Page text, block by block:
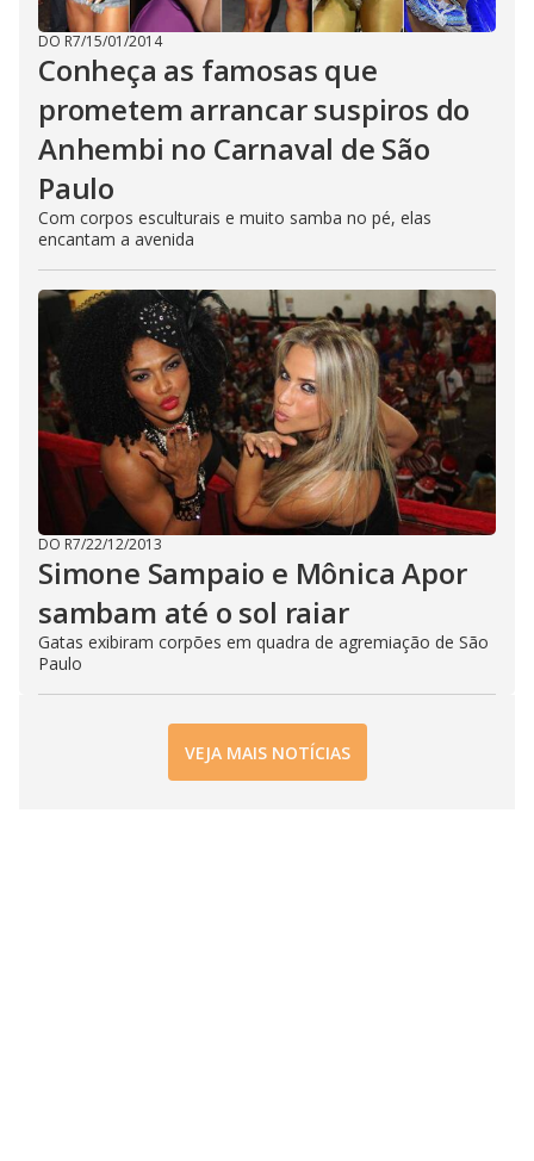
DO R7/15/01/2014
Conheça as famosas que
prometem arrancar suspiros do
Anhembi no Carnaval de São
Paulo
Com corpos esculturais e muito samba no pé, elas
encantam a avenida
DO R7/22/12/2013
Simone Sampaio e Mônica Apor
sambam até o sol raiar
Gatas exibiram corpões em quadra de agremiação de São
Paulo
VEJA MAIS NOTÍCIAS